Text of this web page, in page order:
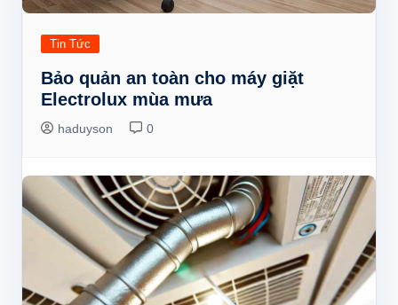
Tin Tức
Bảo quản an toàn cho máy giặt
Electrolux mùa mưa
haduyson 0